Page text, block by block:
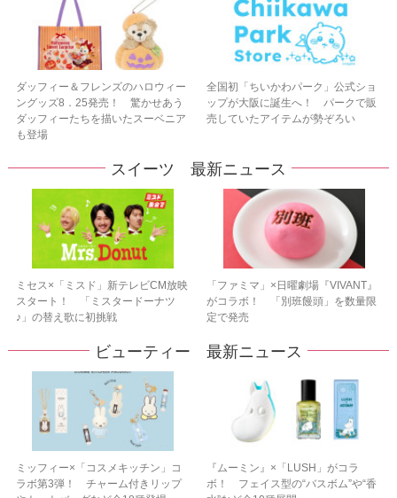
ダッフィー＆フレンズのハロウィー
ングッズ8．25発売！ 驚かせあう
ダッフィーたちを描いたスーベニア
も登場
全国初「ちいかわパーク」公式ショ
ップが大阪に誕生へ！ パークで販
売していたアイテムが勢ぞろい
スイーツ 最新ニュース
ミセス×「ミスド」新テレビCM放映
スタート！ 「ミスタードーナツ
♪」の替え歌に初挑戦
「ファミマ」×日曜劇場『VIVANT』
がコラボ！ 「別班饅頭」を数量限
定で発売
ビューティー 最新ニュース
ミッフィー×「コスメキッチン」コ
ラボ第3弾！ チャーム付きリップ
『ムーミン』×「LUSH」がコラ
ボ！ フェイス型の“バスボム”や“香